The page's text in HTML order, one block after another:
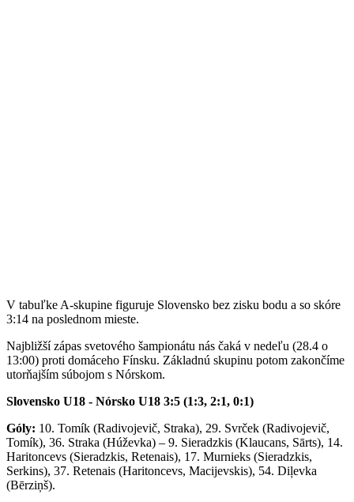
V tabuľke A-skupine figuruje Slovensko bez zisku bodu a so skóre
3:14 na poslednom mieste.
Najbližší zápas svetového šampionátu nás čaká v nedeľu (28.4 o
13:00) proti domáceho Fínsku. Základnú skupinu potom zakončíme
utorňajším súbojom s Nórskom.
Slovensko U18 - Nórsko U18 3:5 (1:3, 2:1, 0:1)
Góly: 10. Tomík (Radivojevič, Straka), 29. Svrček (Radivojevič,
Tomík), 36. Straka (Húževka) – 9. Sieradzkis (Klaucans, Sārts), 14.
Haritoncevs (Sieradzkis, Retenais), 17. Murnieks (Sieradzkis,
Serkins), 37. Retenais (Haritoncevs, Macijevskis), 54. Diļevka
(Bērziņš).